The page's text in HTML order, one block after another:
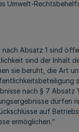
Umwelt-
nach Absatz 1 sind
sind der Inhalt
sie beruht, die Art
nach § 7 Absatz
dürfen
auf
ermöglichen.“